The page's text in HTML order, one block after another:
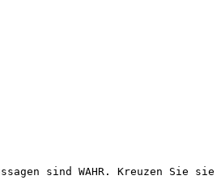
sind WAHR. Kreuzen Sie sie